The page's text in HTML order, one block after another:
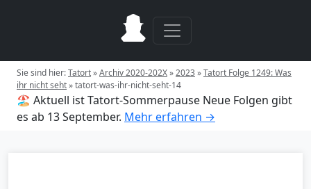
Sie sind hier:Tatort»Archiv 2020-202X»2023»Tatort Folge 1249: Was
ihr nicht seht»tatort-was-ihr-nicht-seht-14
🏖️ Aktuell ist Tatort-Sommerpause Neue Folgen gibt
es ab 13 September. Mehr erfahren →